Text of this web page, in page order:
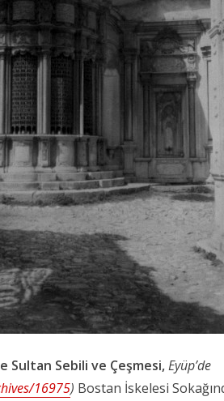
Sultan Sebili ve Çeşmesi,Eyüp’de
16975) Bostan İskelesi